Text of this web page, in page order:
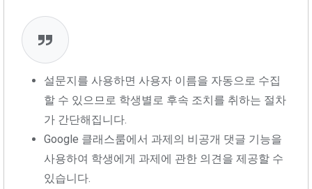
설문지를 사용하면 사용자 이름을 자동으로 수집
할 수 있으므로 학생별로 후속 조치를 취하는 절차
가 간단해집니다.
Google 클래스룸에서 과제의 비공개 댓글 기능을
사용하여 학생에게 과제에 관한 의견을 제공할 수
있습니다.